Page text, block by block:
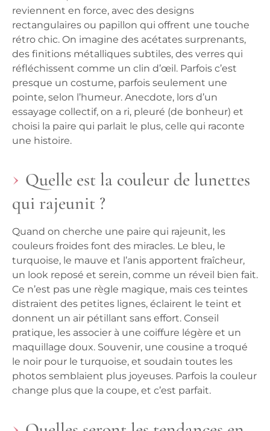
reviennent en force, avec des designs
rectangulaires ou papillon qui offrent une touche
rétro chic. On imagine des acétates surprenants,
des finitions métalliques subtiles, des verres qui
réfléchissent comme un clin d’œil. Parfois c’est
presque un costume, parfois seulement une
pointe, selon l’humeur. Anecdote, lors d’un
essayage collectif, on a ri, pleuré (de bonheur) et
choisi la paire qui parlait le plus, celle qui raconte
une histoire.
Quelle est la couleur de lunettes
qui rajeunit ?
Quand on cherche une paire qui rajeunit, les
couleurs froides font des miracles. Le bleu, le
turquoise, le mauve et l’anis apportent fraîcheur,
un look reposé et serein, comme un réveil bien fait.
Ce n’est pas une règle magique, mais ces teintes
distraient des petites lignes, éclairent le teint et
donnent un air pétillant sans effort. Conseil
pratique, les associer à une coiffure légère et un
maquillage doux. Souvenir, une cousine a troqué
le noir pour le turquoise, et soudain toutes les
photos semblaient plus joyeuses. Parfois la couleur
change plus que la coupe, et c’est parfait.